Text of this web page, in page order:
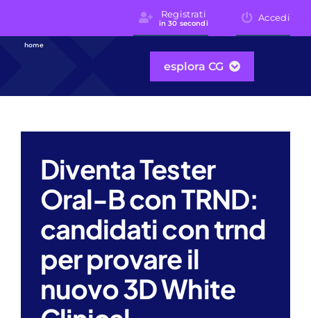
content
Registrati
in 30 secondi
Accedi
esplora CG
home
Diventa Tester
Oral-B con TRND:
candidati con trnd
per provare il
nuovo 3D White